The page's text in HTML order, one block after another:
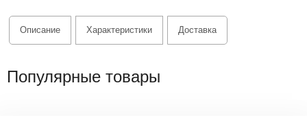
Описание Характеристики Доставка
Популярные товары